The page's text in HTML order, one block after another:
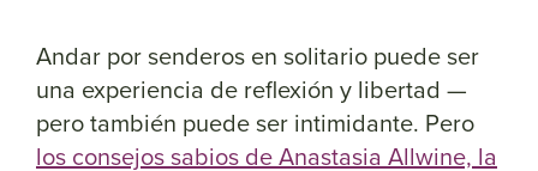
Andar por senderos en solitario puede ser
una experiencia de reflexión y libertad —
pero también puede ser intimidante. Pero
los consejos sabios de Anastasia Allwine, la